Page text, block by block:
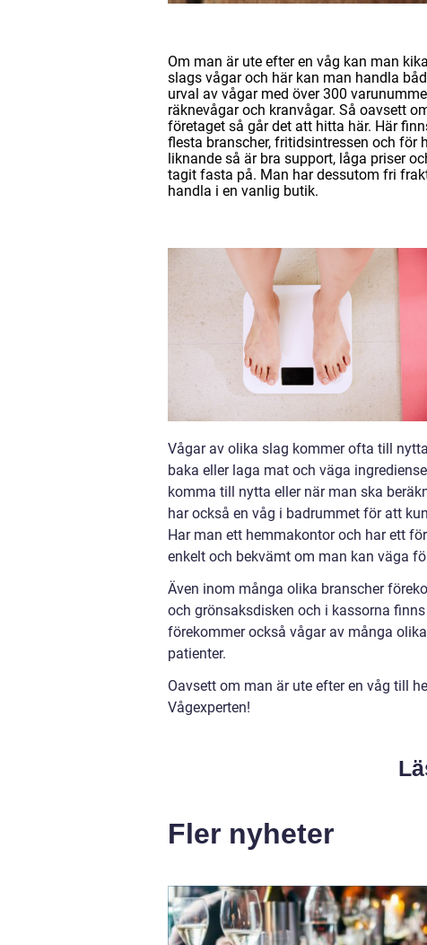
Om man är ute efter en våg kan man
slags vågar och här kan man handla
urval av vågar med över 300
räknevågar och kranvågar. Så oavsett
företaget så går det att hitta här. Här
flesta branscher, fritidsintressen och för
liknande så är bra support, låga priser
tagit fasta på. Man har dessutom fri
handla i en vanlig butik.
Vågar av olika slag kommer ofta till
baka eller laga mat och väga
komma till nytta eller när man ska
har också en våg i badrummet för att
Har man ett hemmakontor och har ett
enkelt och bekvämt om man kan väga
Även inom många olika branscher
och grönsaksdisken och i kassorna
förekommer också vågar av många
patienter.
Oavsett om man är ute efter en våg till
Vågexperten!
Fler nyheter